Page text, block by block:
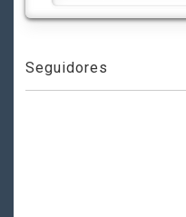
Seguidores